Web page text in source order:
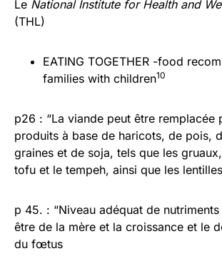
Le National Institute for Health and
(THL)
EATING TOGETHER -food
families with children10
p26 : “La viande peut être remplacée
produits à base de haricots, de pois,
graines et de soja, tels que les
tofu et le tempeh, ainsi que les
p 45. : “Niveau adéquat de
être de la mère et la croissance et le
du fœtus